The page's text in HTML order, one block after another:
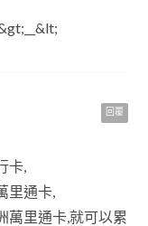
回覆
卡,
里通卡,
萬里通卡,就可以累